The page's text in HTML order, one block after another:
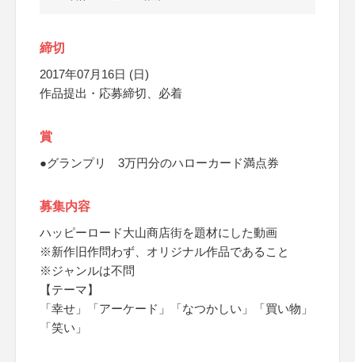
締切
2017年07月16日 (日)
作品提出・応募締切、必着
賞
●グランプリ 3万円分のハローカード満点券
募集内容
ハッピーロード大山商店街を題材にした動画
※新作旧作問わず、オリジナル作品であること
※ジャンルは不問
【テーマ】
「幸せ」「アーケード」「なつかしい」「買い物」
「笑い」